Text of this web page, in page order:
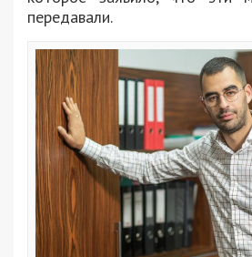
передавали.